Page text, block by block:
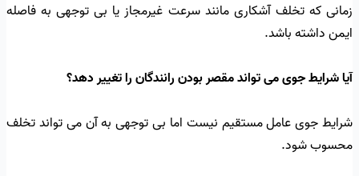
زمانی که تخلف آشکاری مانند سرعت غیرمجاز یا بی توجهی به فاصله
ایمن داشته باشد.
آیا شرایط جوی می تواند مقصر بودن رانندگان را تغییر دهد؟
شرایط جوی عامل مستقیم نیست اما بی توجهی به آن می تواند تخلف
محسوب شود.